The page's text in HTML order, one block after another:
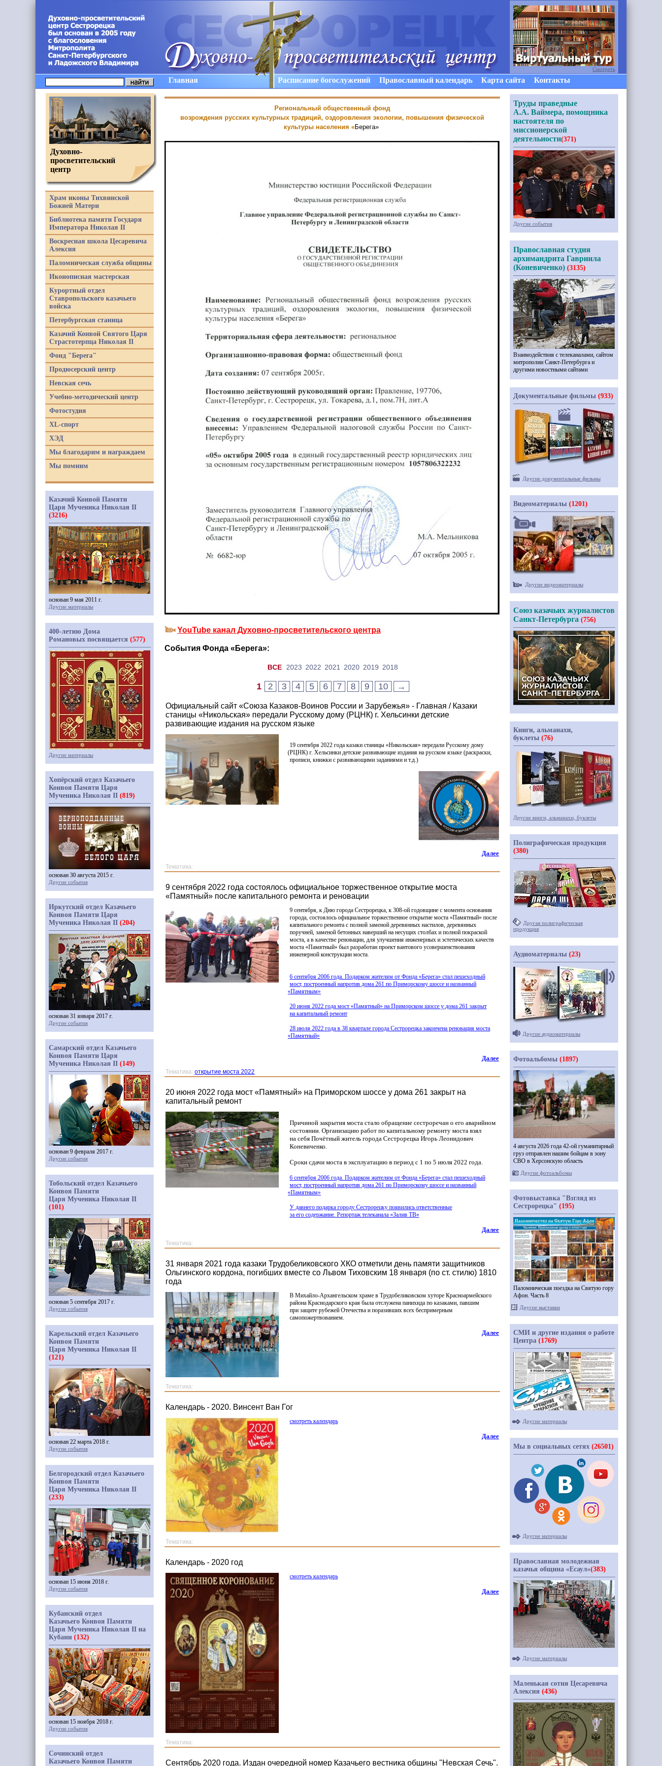
Главная Расписание богослужений Православный календарь Карта сайта Контакты
Региональный общественный фонд
возрождения русских культурных традиций, оздоровления экологии, повышения физической
культуры населения «Берега»
YouTube канал Духовно-просветительского центра
События Фонда «Берега»:
ВCE 2023 2022 2021 2020 2019 2018
1 2 3 4 5 6 7 8 9 10 →
Официальный сайт «Союза Казаков-Воинов России и Зарубежья» - Главная / Казаки
станицы «Никольская» передали Русскому дому (РЦНК) г. Хельсинки детские
развивающие издания на русском языке
19 сентября 2022 года казаки станицы «Никольская» передали Русскому дому
(РЦНК) г. Хельсинки детские развивающие издания на русском языке (раскраски,
прописи, книжки с развивающими заданиями и т.д.)
Далее
Тематика:
9 сентября 2022 года состоялось официальное торжественное открытие моста
«Памятный» после капитального ремонта и реновации
9 сентября, к Дню города Сестрорецка, к 308-ой годовщине с момента основания
города, состоялось официальное торжественное открытие моста «Памятный» после
капитального ремонта с полной заменой деревянных настилов, деревянных
поручней, заменой бетонных наверший на несущих столбах и полной покраской
моста, а в качестве реновации, для улучшения инженерных и эстетических качеств
моста «Памятный» был разработан проект вантового усовершенствования
инженерной конструкции моста.
6 сентября 2006 года. Подарком жителям от Фонда «Берега» стал пешеходный
мост, построенный напротив дома 261 по Приморскому шоссе и названный
«Памятным»
20 июня 2022 года мост «Памятный» на Приморском шоссе у дома 261 закрыт
на капитальный ремонт
28 июля 2022 года в 38 квартале города Сестрорецка закончена реновация моста
«Памятный»
Далее
Тематика: открытие моста 2022
20 июня 2022 года мост «Памятный» на Приморском шоссе у дома 261 закрыт на
капитальный ремонт
Причиной закрытия моста стало обращение сестроречан о его аварийном
состоянии. Организацию работ по капитальному ремонту моста взял
на себя Почётный житель города Сестрорецка Игорь Леонидович
Коневиченко.
Сроки сдачи моста в эксплуатацию в период с 1 по 5 июля 2022 года.
6 сентября 2006 года. Подарком жителям от Фонда «Берега» стал пешеходный
мост, построенный напротив дома 261 по Приморскому шоссе и названный
«Памятным»
У давнего подарка городу Сестрорецку появились ответственные
за его содержание. Репортаж телеканала «Залив ТВ»
Далее
Тематика:
31 января 2021 года казаки Трудобеликовского ХКО отметили день памяти защитников
Ольгинского кордона, погибших вместе со Львом Тиховским 18 января (по ст. стилю) 1810
года
В Михайло-Архангельском храме в Трудобеликовском хуторе Красноармейского
района Краснодарского края была отслужена панихида по казаками, павшим
при защите рубежей Отечества и поразивших всех беспримерным
самопожертвованием.
Далее
Тематика:
Календарь - 2020. Винсент Ван Гог
смотреть календарь
Далее
Тематика:
Календарь - 2020 год
смотреть календарь
Далее
Тематика:
Сентябрь 2020 года. Издан очередной номер Казачьего вестника общины "Невская Сечь".
Духовно-
просветительский
центр
Храм иконы Тихвинской
Божией Матери
Библиотека памяти Государя
Императора Николая II
Воскресная школа Цесаревича
Алексия
Паломническая служба общины
Иконописная мастерская
Курортный отдел
Ставропольского казачьего
войска
Петербургская станица
Казачий Конвой Святого Царя
Страстотерпца Николая II
Фонд "Берега"
Продюсерский центр
Невская сечь
Учебно-методический центр
Фотостудия
XL-спорт
ХЭД
Мы благодарим и награждаем
Мы помним
Казачий Конвой Памяти
Царя Мученика Николая II
(3216)
основан 9 мая 2011 г.
Другие материалы
400-летию Дома
Романовых посвящается (577)
Другие материалы
Хопёрский отдел Казачьего
Конвоя Памяти Царя
Мученика Николая II (819)
основан 30 августа 2015 г.
Другие события
Иркутский отдел Казачьего
Конвоя Памяти Царя
Мученика Николая II (204)
основан 31 января 2017 г.
Другие события
Самарский отдел Казачьего
Конвоя Памяти Царя
Мученика Николая II (149)
основан 9 февраля 2017 г.
Другие события
Тобольский отдел Казачьего
Конвоя Памяти
Царя Мученика Николая II
(101)
основан 5 сентября 2017 г.
Другие события
Карельский отдел Казачьего
Конвоя Памяти
Царя Мученика Николая II
(121)
основан 22 марта 2018 г.
Другие события
Белгородский отдел Казачьего
Конвоя Памяти
Царя Мученика Николая II
(233)
основан 15 июня 2018 г.
Другие события
Кубанский отдел
Казачьего Конвоя Памяти
Царя Мученика Николая II на
Кубани (132)
основан 15 ноября 2018 г.
Другие события
Сочинский отдел
Казачьего Конвоя Памяти
Смотреть
Труды праведные
А.А. Ваймера, помощника
настоятеля по
миссионерской
деятельности(371)
Другие события
Православная студия
архимандрита Гавриила
(Коневиченко) (3135)
Взаимодействия с телеканалами, сайтом
митрополии Санкт-Петербурга и
другими новостными сайтами
Документальные фильмы (933)
Другие документальные фильмы
Видеоматериалы (1201)
Другие видеоматериалы
Союз казачьих журналистов
Санкт-Петербурга (756)
Книги, альманахи,
буклеты (76)
Другие книги, альманахи, буклеты
Полиграфическая продукция
(380)
Другая полиграфическая
продукция
Аудиоматериалы (23)
Другие аудиоматериалы
Фотоальбомы (1897)
4 августа 2026 года 42-ой гуманитарный
груз отправлен нашим бойцам в зону
СВО в Херсонскую область
Другие фотоальбомы
Фотовыставка "Взгляд из
Сестрорецка" (195)
Паломническая поездка на Святую гору
Афон. Часть 8
Другие выставки
СМИ и другие издания о работе
Центра (1769)
Другие материалы
Мы в социальных сетях (26501)
Другие материалы
Православная молодежная
казачья община «Есаул»(383)
Другие материалы
Маленькая сотня Цесаревича
Алексия (436)